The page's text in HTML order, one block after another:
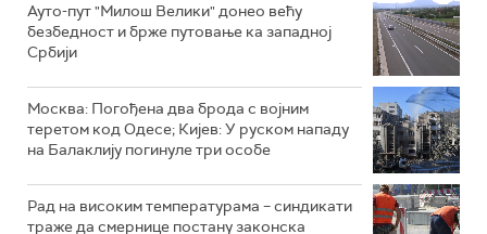
Ауто-пут "Милош Велики" донео већу
безбедност и брже путовање ка западној
Србији
Москва: Погођена два брода с војним
теретом код Одесе; Кијев: У руском нападу
на Балаклију погинуле три особе
Рад на високим температурама – синдикати
траже да смернице постану законска